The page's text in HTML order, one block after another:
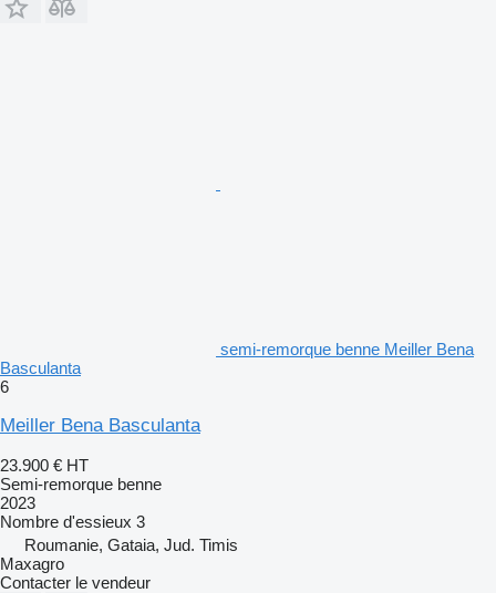
semi-remorque benne Meiller Bena
Basculanta
6
Meiller Bena Basculanta
23.900 € HT
Semi-remorque benne
2023
Nombre d'essieux 3
Roumanie, Gataia, Jud. Timis
Maxagro
Contacter le vendeur